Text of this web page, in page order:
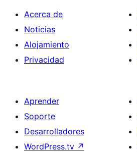
Acerca de
Noticias
Alojamiento
Privacidad
Aprender
Soporte
Desarrolladores
WordPress.tv ↗